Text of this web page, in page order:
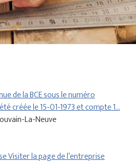
de la BCE sous le numéro
créée le 15-01-1973 et compte 1…
La-Neuve
Visiter la page de l’entreprise